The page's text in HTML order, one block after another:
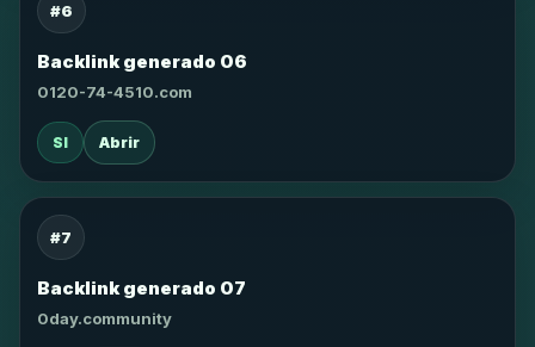
#6
Backlink generado 06
0120-74-4510.com
SI Abrir
#7
Backlink generado 07
0day.community